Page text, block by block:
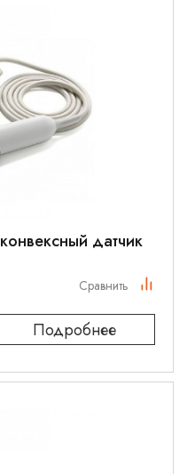
датчик
Подробнее
Сравнить